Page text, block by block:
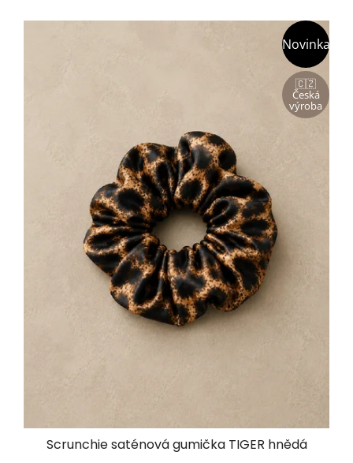
Novinka
🇨🇿
Česká
výroba
Scrunchie saténová gumička TIGER hnědá